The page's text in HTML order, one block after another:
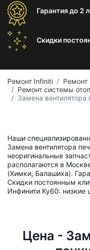
Гарантиядо 2
Скидки
Ремонт Infiniti
Ремонт
Ремонт системы
Замена вентилятора
Наши
Замена вентилятора
неоригинальные
располагаются в
(Химки, Балашиха).
Скидки постоянным
Инфинити Ку60: низкие
Цена -